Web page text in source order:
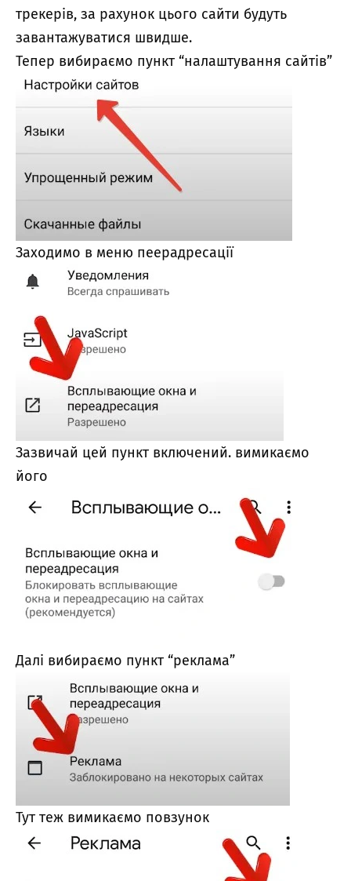
трекерів, за рахунок цього сайти будуть
завантажуватися швидше.
Тепер вибираємо пункт “налаштування сайтів”
Заходимо в меню пеерадресації
Зазвичай цей пункт включений. вимикаємо
його
Далі вибираємо пункт “реклама”
Тут теж вимикаємо повзунок